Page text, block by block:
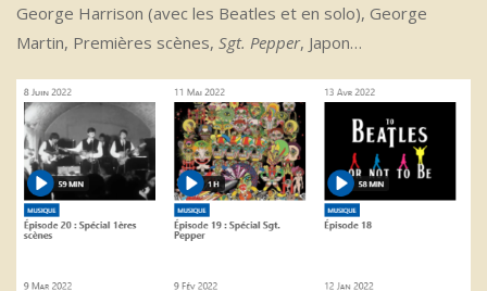
George Harrison (avec les Beatles et en solo), George
Martin, Premières scènes, Sgt. Pepper, Japon…